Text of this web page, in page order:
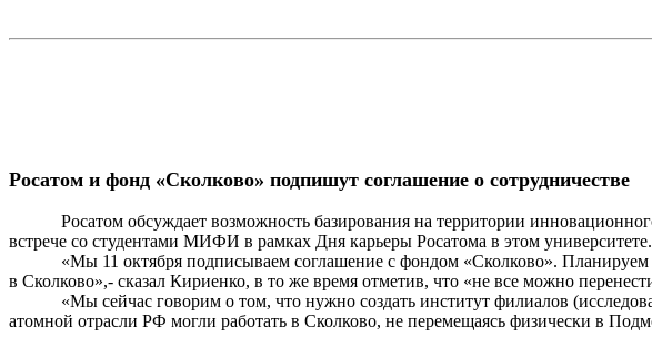
Росатом и фонд «Сколково» подпишут соглашение о сотрудничестве
Росатом обсуждает возможность базирования на территории
встрече со студентами МИФИ в рамках Дня карьеры Росатома в этом университете.
«Мы 11 октября подписываем соглашение с фондом «Сколково». Планируем
в Сколково»,- сказал Кириенко, в то же время отметив, что «не все можно
«Мы сейчас говорим о том, что нужно создать институт филиалов
атомной отрасли РФ могли работать в Сколково, не перемещаясь физически в